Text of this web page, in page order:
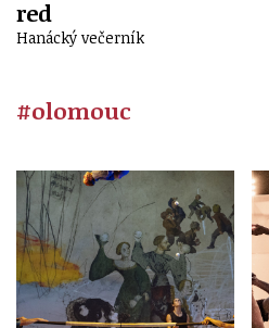
red
Hanácký večerník
#olomouc